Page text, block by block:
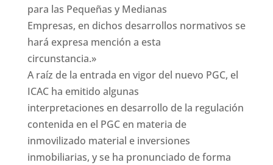
para las Pequeñas y Medianas
Empresas, en dichos desarrollos normativos se
hará expresa mención a esta
circunstancia.»
A raíz de la entrada en vigor del nuevo PGC, el
ICAC ha emitido algunas
interpretaciones en desarrollo de la regulación
contenida en el PGC en materia de
inmovilizado material e inversiones
inmobiliarias, y se ha pronunciado de forma